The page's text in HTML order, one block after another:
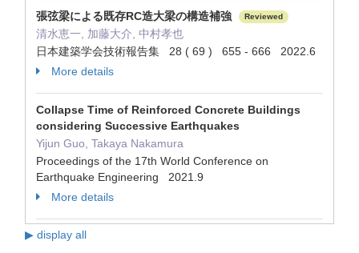
張弦梁による既存RC造大梁の構造補強 Reviewed
清水恵一, 加藤大介, 中村孝也
日本建築学会技術報告集 28 ( 69 ) 655 - 666 2022.6
More details
Collapse Time of Reinforced Concrete Buildings
considering Successive Earthquakes
Yijun Guo, Takaya Nakamura
Proceedings of the 17th World Conference on
Earthquake Engineering 2021.9
More details
▶ display all